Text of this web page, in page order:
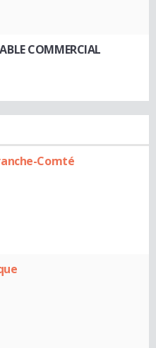
COMMERCIAL
Comté